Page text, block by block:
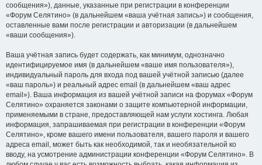
сообщения»), данные, указанные при регистрации в конференции
«Форум Селятино» (в дальнейшем «ваша учётная запись») и сообщения,
оставленные вами после регистрации и авторизации (в дальнейшем
«ваши сообщения»).
Ваша учётная запись будет содержать, как минимум, однозначно
идентифицируемое имя (в дальнейшем «ваше имя пользователя»),
индивидуальный пароль для входа под вашей учётной записью (далее
«ваш пароль») и реальный адрес email (в дальнейшем «ваш адрес
email»). Ваша информация из вашей учётной записи на форумах «Форум
Селятино» охраняется законами о защите компьютерной информации,
применяемыми в стране, предоставляющей нам услуги хостинга. Любая
информация, запрашиваемая при регистрации в конференции «Форум
Селятино», кроме вашего имени пользователя, вашего пароля и вашего
адреса email, может быть как необходимой, так и необязательной ко
вводу, на усмотрение администрации конференции «Форум Селятино». В